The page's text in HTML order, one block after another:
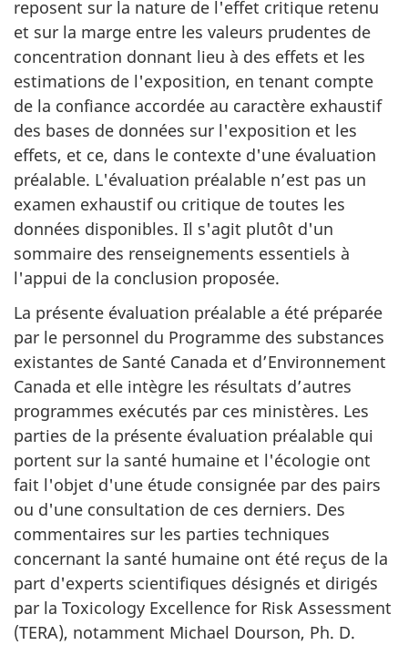
reposent sur la nature de l'effet critique retenu
et sur la marge entre les valeurs prudentes de
concentration donnant lieu à des effets et les
estimations de l'exposition, en tenant compte
de la confiance accordée au caractère exhaustif
des bases de données sur l'exposition et les
effets, et ce, dans le contexte d'une évaluation
préalable. L'évaluation préalable n’est pas un
examen exhaustif ou critique de toutes les
données disponibles. Il s'agit plutôt d'un
sommaire des renseignements essentiels à
l'appui de la conclusion proposée.
La présente évaluation préalable a été préparée
par le personnel du Programme des substances
existantes de Santé Canada et d’Environnement
Canada et elle intègre les résultats d’autres
programmes exécutés par ces ministères. Les
parties de la présente évaluation préalable qui
portent sur la santé humaine et l'écologie ont
fait l'objet d'une étude consignée par des pairs
ou d'une consultation de ces derniers. Des
commentaires sur les parties techniques
concernant la santé humaine ont été reçus de la
part d'experts scientifiques désignés et dirigés
par la Toxicology Excellence for Risk Assessment
(TERA), notamment Michael Dourson, Ph. D.